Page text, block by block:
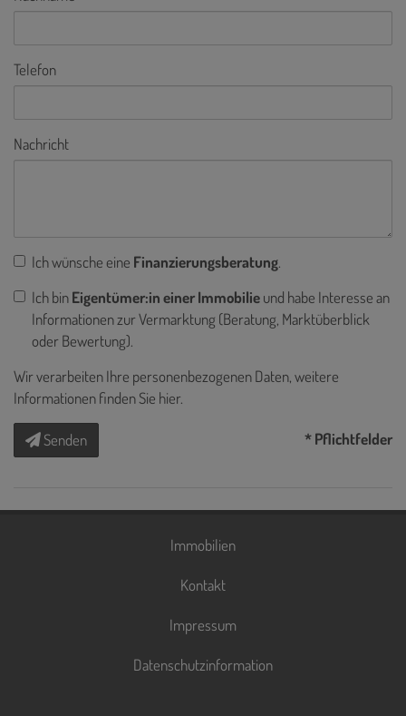
Telefon
Nachricht
Ich wünsche eine Finanzierungsberatung.
Ich binEigentümer:in einer Immobilieund habe Interesse an
Informationen zur Vermarktung (Beratung, Marktüberblick
oder Bewertung).
Wir verarbeiten Ihre personenbezogenen Daten, weitere
Informationen finden Sie hier.
Senden * Pflichtfelder
Immobilien
Kontakt
Impressum
Datenschutzinformation